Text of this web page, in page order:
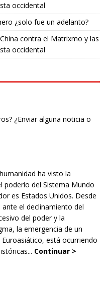
occidental
¿solo fue un adelanto?
contra el Matrixmo y las
occidental
¿Enviar alguna noticia o
ha visto la
poderío del Sistema Mundo
es Estados Unidos. Desde
el declinamiento del
del poder y la
la emergencia de un
está ocurriendo
Continuar >